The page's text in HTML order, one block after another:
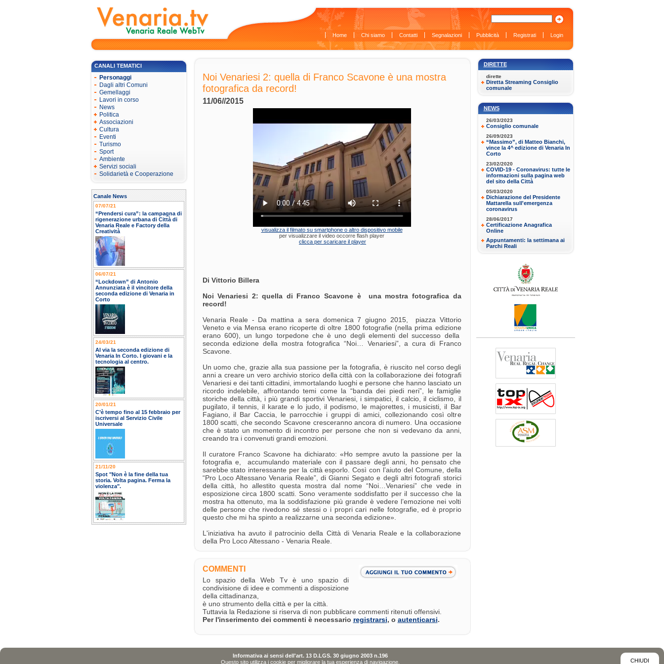
Home Chi siamo Contatti Segnalazioni Pubblicità Registrati Login
DIRETTE
dirette
Diretta Streaming Consiglio
comunale
NEWS
26/03/2023
Consiglio comunale
26/09/2023
“Massimo”, di Matteo Bianchi,
vince la 4^ edizione di Venaria In
Corto
23/02/2020
COVID-19 - Coronavirus: tutte le
informazioni sulla pagina web
del sito della Città
05/03/2020
Dichiarazione del Presidente
Mattarella sull'emergenza
coronavirus
28/06/2017
Certificazione Anagrafica
Online
Appuntamenti: la settimana ai
Parchi Reali
CANALI TEMATICI
Personaggi
Dagli altri Comuni
Gemellaggi
Lavori in corso
News
Politica
Associazioni
Cultura
Eventi
Turismo
Sport
Ambiente
Servizi sociali
Solidarietà e Cooperazione
Canale News
07/07/21
“Prendersi cura”: la campagna di
rigenerazione urbana di Città di
Venaria Reale e Factory della
Creatività
06/07/21
“Lockdown” di Antonio
Annunziata è il vincitore della
seconda edizione di Venaria in
Corto
24/03/21
Al via la seconda edizione di
Venaria In Corto. I giovani e la
tecnologia al centro.
20/01/21
C’è tempo fino al 15 febbraio per
iscriversi al Servizio Civile
Universale
21/11/20
Spot "Non è la fine della tua
storia. Volta pagina. Ferma la
violenza".
Noi Venariesi 2: quella di Franco Scavone è una mostra
fotografica da record!
11/06//2015
visualizza il filmato su smartphone o altro dispositivo mobile
per visualizzare il video occorre flash player
clicca per scaricare il player
Di Vittorio Billera
Noi Venariesi 2: quella di Franco Scavone è una mostra fotografica da
record!
Venaria Reale - Da mattina a sera domenica 7 giugno 2015, piazza Vittorio
Veneto e via Mensa erano ricoperte di oltre 1800 fotografie (nella prima edizione
erano 600), un lungo torpedone che è uno degli elementi del successo della
seconda edizione della mostra fotografica “Noi… Venariesi”, a cura di Franco
Scavone.
Un uomo che, grazie alla sua passione per la fotografia, è riuscito nel corso degli
anni a creare un vero archivio storico della città con la collaborazione dei fotografi
Venariesi e dei tanti cittadini, immortalando luoghi e persone che hanno lasciato un
ricordo indelebile, affrontando temi come la “banda dei piedi neri”, le famiglie
storiche della città, i più grandi sportivi Venariesi, i simpatici, il calcio, il ciclismo, il
pugilato, il tennis, il karate e lo judo, il podismo, le majorettes, i musicisti, il Bar
Fagiano, il Bar Caccia, le parrocchie i gruppi di amici, collezionando così oltre
1800 scatti, che secondo Scavone cresceranno ancora di numero. Una occasione
che è stato un momento di incontro per persone che non si vedevano da anni,
creando tra i convenuti grandi emozioni.
Il curatore Franco Scavone ha dichiarato: «Ho sempre avuto la passione per la
fotografia e, accumulando materiale con il passare degli anni, ho pensato che
sarebbe stato interessante per la città esporlo. Così con l’aiuto del Comune, della
“Pro Loco Altessano Venaria Reale”, di Gianni Segato e degli altri fotografi storici
della città, ho allestito questa mostra dal nome “Noi…Venariesi” che vede in
esposizione circa 1800 scatti. Sono veramente soddisfatto per il successo che la
mostra ha ottenuto, ma la soddisfazione più grande è vedere l’emozione nei volti
delle persone che rivedono sé stessi o i propri cari nelle fotografie, ed è proprio
questo che mi ha spinto a realizzarne una seconda edizione».
L'iniziativa ha avuto il patrocinio della Città di Venaria Reale e la collaborazione
della Pro Loco Altessano - Venaria Reale.
COMMENTI
Lo spazio della Web Tv è uno spazio di
condivisione di idee e commenti a disposizione
della cittadinanza,
è uno strumento della città e per la città.
Tuttavia la Redazione si riserva di non pubblicare commenti ritenuti offensivi.
Per l'inserimento dei commenti è necessario registrarsi, o autenticarsi.
CHIUDI
Informativa ai sensi dell'art. 13 D.LGS. 30 giugno 2003 n.196
Questo sito utilizza i cookie per migliorare la tua esperienza di navigazione.